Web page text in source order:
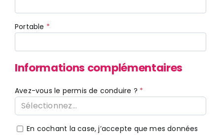
Portable
Informations complémentaires
Avez-vous le permis de conduire ?
Sélectionnez...
En cochant la case, j’accepte que mes données